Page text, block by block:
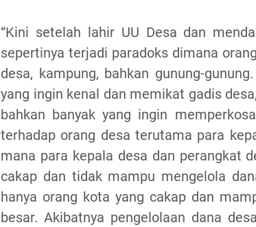
“Kini setelah lahir UU Desa dan
sepertinya terjadi paradoks dimana
desa, kampung, bahkan gunung-
yang ingin kenal dan memikat gadis
bahkan banyak yang ingin
terhadap orang desa terutama para
mana para kepala desa dan perangkat
cakap dan tidak mampu mengelola
hanya orang kota yang cakap dan
besar. Akibatnya pengelolaan dana